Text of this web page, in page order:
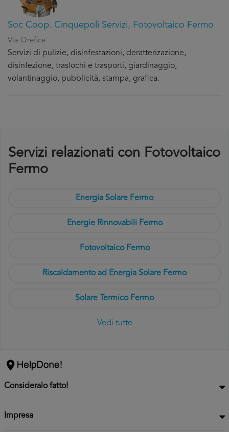
Soc Coop. Cinquepoli Servizi, Fotovoltaico Fermo
Via Orefice
Servizi di pulizie, disinfestazioni, deratterizazione,
disinfezione, traslochi e trasporti, giardinaggio,
volantinaggio, pubblicità, stampa, grafica.
Servizi relazionati con Fotovoltaico
Fermo
Energia Solare Fermo
Energie Rinnovabili Fermo
Fotovoltaico Fermo
Riscaldamento ad Energia Solare Fermo
Solare Termico Fermo
Vedi tutte
Consideralo fatto!
Impresa